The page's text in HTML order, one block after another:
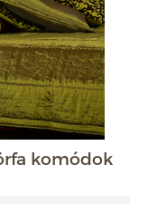
komódok